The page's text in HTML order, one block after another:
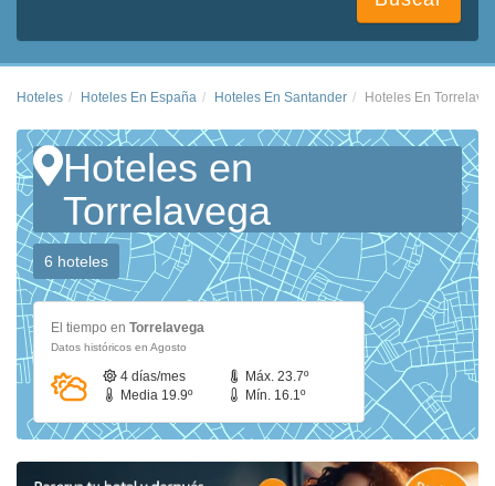
Hoteles Hoteles En España Hoteles En Santander Hoteles En
Hoteles en
Torrelavega
6 hoteles
El tiempo en Torrelavega
Datos históricos en Agosto
4 días/mes
Máx. 23.7º
Media 19.9º
Mín. 16.1º